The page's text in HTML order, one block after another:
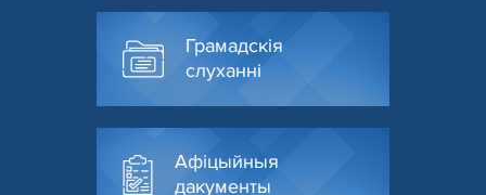
Грамадскія
слуханні
Афіцыйныя
дакументы